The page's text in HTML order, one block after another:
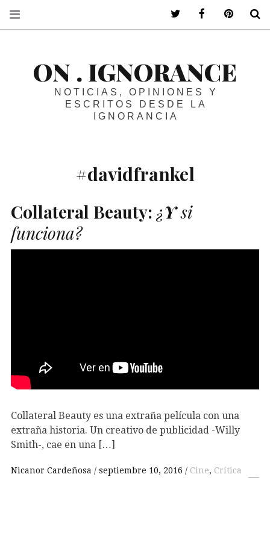
ON . IGNORANCE
NOTICIAS, OPINIONES Y
ESCRITOS DESDE LA
IGNORANCIA
#davidfrankel
Collateral Beauty: ¿Ysi
funciona?
Collateral Beauty es una extraña película con una
extraña historia. Un creativo de publicidad -Willy
Smith-, cae en una […]
Nicanor Cardeñosa septiembre 10, 2016 Cine, Crítica
ir a mi twitterir a mi facebook
ir a mi